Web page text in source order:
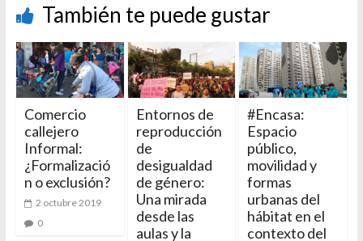
También te puede gustar
Comercio
callejero
Informal:
¿Formalizació
n o exclusión?
2 octubre 2019
0
Entornos de
reproducción
de
desigualdad
de género:
Una mirada
desde las
aulas y la
#Encasa:
Espacio
público,
movilidad y
formas
urbanas del
hábitat en el
contexto del